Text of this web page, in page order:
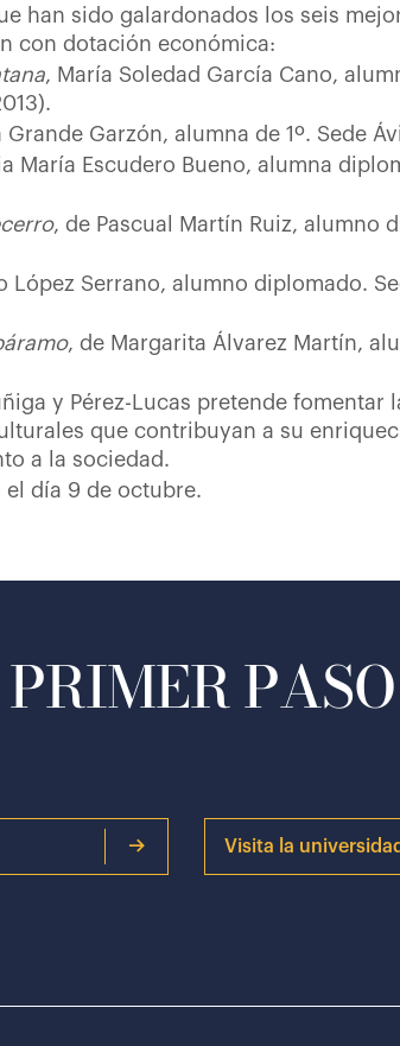
han sido galardonados los seis
con dotación económica:
, María Soledad García Cano,
Grande Garzón, alumna de 1º. Sede
María Escudero Bueno, alumna
, de Pascual Martín Ruiz, alumno
López Serrano, alumno diplomado.
, de Margarita Álvarez Martín,
y Pérez-Lucas pretende fomentar
que contribuyan a su
a la sociedad.
el día 9 de octubre.
PASO
Visita la universidad